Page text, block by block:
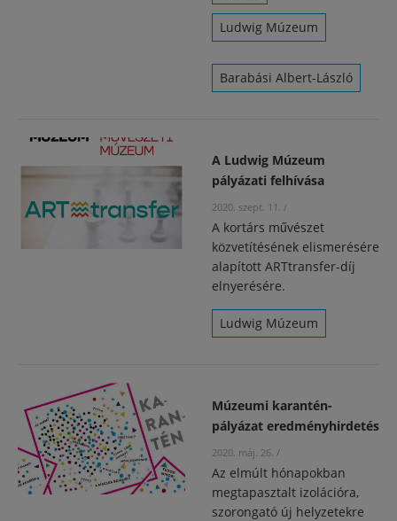
Ludwig Múzeum
Barabási Albert-László
A Ludwig Múzeum
pályázati felhívása
2020. szept. 11. /
A kortárs művészet
közvetítésének elismerésére
alapított ARTtransfer-díj
elnyerésére.
Ludwig Múzeum
Múzeumi karantén-
pályázat eredményhirdetés
2020. máj. 26. /
Az elmúlt hónapokban
megtapasztalt izolációra,
szorongató új helyzetekre